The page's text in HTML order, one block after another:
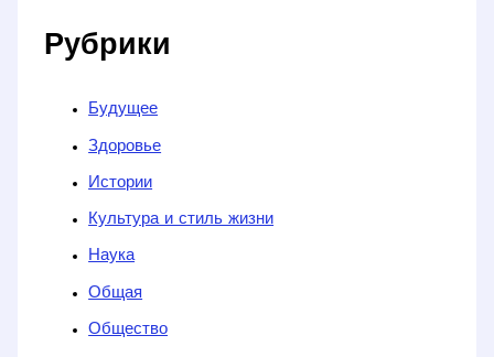
Рубрики
Будущее
Здоровье
Истории
Культура и стиль жизни
Наука
Общая
Общество